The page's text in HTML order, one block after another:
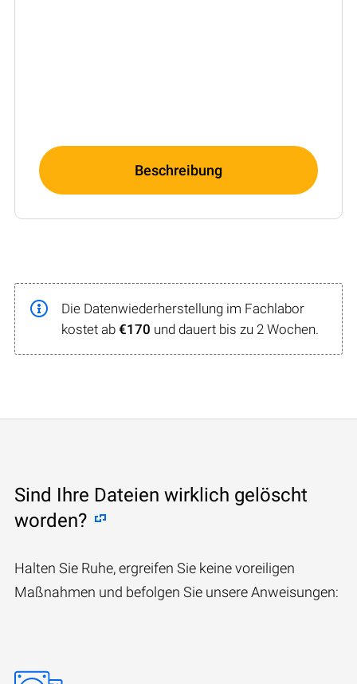
Beschreibung
Die Datenwiederherstellung im Fachlabor
kostet ab €170 und dauert bis zu 2 Wochen.
Sind Ihre Dateien wirklich gelöscht
worden?
Halten Sie Ruhe, ergreifen Sie keine voreiligen
Maßnahmen und befolgen Sie unsere Anweisungen: